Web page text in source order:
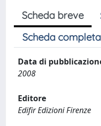
Scheda breve
Scheda
Data di
2008
Editore
Edifir Edizioni Firenze